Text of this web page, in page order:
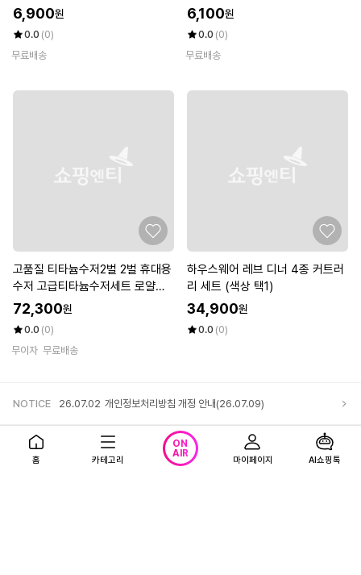
가락거치대 (WE80508)
6,900원
0.0 (0)
무료배송
6,100원
0.0 (0)
무료배송
고품질 티타늄수저2벌 2벌 휴대용
수저 고급티타늄수저세트 로얄
(WFKDHYA)
72,300원
0.0 (0)
무이자 무료배송
하우스웨어 레브 디너 4종 커트러
리 세트 (색상 택1)
34,900원
0.0 (0)
NOTICE 26.07.02 개인정보처리방침 개정 안내(26.07.09)
앱다운로드 고객센터
홈 카테고리
ON
AIR
마이페이지 AI쇼핑톡